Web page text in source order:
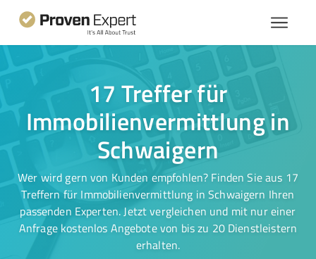
17 Treffer für
Immobilienvermittlung in
Schwaigern
Wer wird gern von Kunden empfohlen? Finden Sie aus 17
Treffern für Immobilienvermittlung in Schwaigern Ihren
passenden Experten. Jetzt vergleichen und mit nur einer
Anfrage kostenlos Angebote von bis zu 20 Dienstleistern
erhalten.